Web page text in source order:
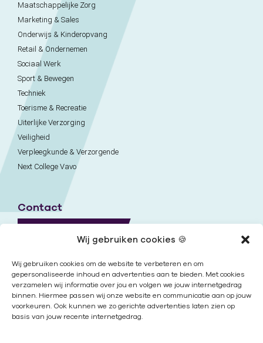
Wij gebruiken cookies 🍪
Wij gebruiken cookies om de website te verbeteren en om
gepersonaliseerde inhoud en advertenties aan te bieden. Met cookies
verzamelen wij informatie over jou en volgen we jouw internetgedrag
binnen. Hiermee passen wij onze website en communicatie aan op jouw
voorkeuren. Ook kunnen we zo gerichte advertenties laten zien op
basis van jouw recente internetgedrag.
Maatschappelijke Zorg
Marketing & Sales
Onderwijs & Kinderopvang
Retail & Ondernemen
Sociaal Werk
Sport & Bewegen
Techniek
Toerisme & Recreatie
Uiterlijke Verzorging
Veiligheid
Verpleegkunde & Verzorgende
Next College Vavo
Contact
Nieuwsbrief